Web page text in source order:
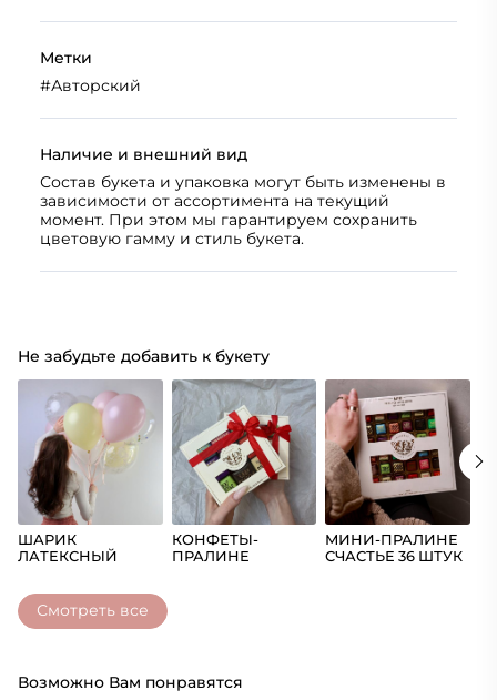
Метки
#Авторский
Наличие и внешний вид
Состав букета и упаковка могут быть изменены в
зависимости от ассортимента на текущий
момент. При этом мы гарантируем сохранить
цветовую гамму и стиль букета.
Не забудьте добавить к букету
ШАРИК
ЛАТЕКСНЫЙ
КОНФЕТЫ-
ПРАЛИНЕ
МИНИ-ПРАЛИНЕ
СЧАСТЬЕ 36 ШТУК
Смотреть все
Возможно Вам понравятся